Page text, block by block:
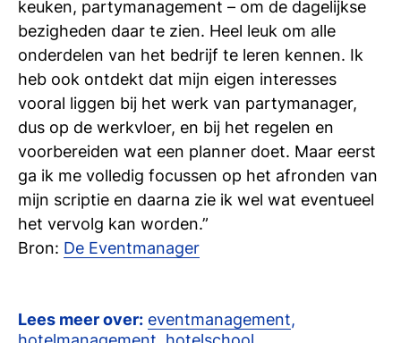
keuken, partymanagement – om de dagelijkse
bezigheden daar te zien. Heel leuk om alle
onderdelen van het bedrijf te leren kennen. Ik
heb ook ontdekt dat mijn eigen interesses
vooral liggen bij het werk van partymanager,
dus op de werkvloer, en bij het regelen en
voorbereiden wat een planner doet. Maar eerst
ga ik me volledig focussen op het afronden van
mijn scriptie en daarna zie ik wel wat eventueel
het vervolg kan worden.”
Bron: De Eventmanager
Lees meer over: eventmanagement,